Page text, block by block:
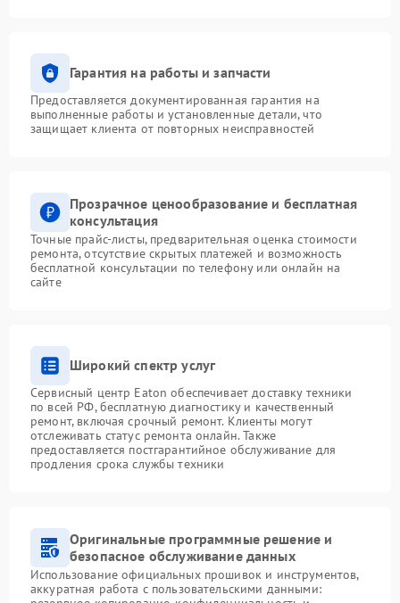
Гарантия на работы и запчасти
Предоставляется документированная гарантия на
выполненные работы и установленные детали, что
защищает клиента от повторных неисправностей
Прозрачное ценообразование и бесплатная
консультация
Точные прайс-листы, предварительная оценка стоимости
ремонта, отсутствие скрытых платежей и возможность
бесплатной консультации по телефону или онлайн на
сайте
Широкий спектр услуг
Сервисный центр Eaton обеспечивает доставку техники
по всей РФ, бесплатную диагностику и качественный
ремонт, включая срочный ремонт. Клиенты могут
отслеживать статус ремонта онлайн. Также
предоставляется постгарантийное обслуживание для
продления срока службы техники
Оригинальные программные решение и
безопасное обслуживание данных
Использование официальных прошивок и инструментов,
аккуратная работа с пользовательскими данными: